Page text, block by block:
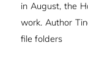
in August, the
work. Author
file folders